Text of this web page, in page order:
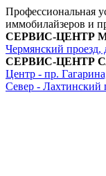
Профессиональная
иммобилайзеров и
СЕРВИС-ЦЕНТР
Чермянский проезд,
СЕРВИС-ЦЕНТР
Центр - пр.
Север - Лахтинский